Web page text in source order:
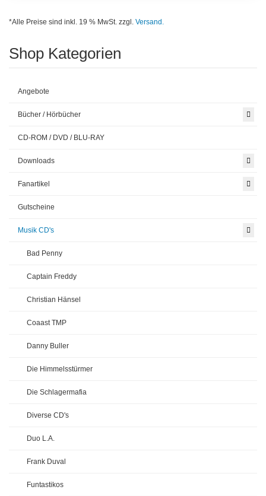
*Alle Preise sind inkl. 19 % MwSt. zzgl. Versand.
Shop Kategorien
Angebote
Bücher / Hörbücher
CD-ROM / DVD / BLU-RAY
Downloads
Fanartikel
Gutscheine
Musik CD's
Bad Penny
Captain Freddy
Christian Hänsel
Coaast TMP
Danny Buller
Die Himmelsstürmer
Die Schlagermafia
Diverse CD's
Duo L.A.
Frank Duval
Funtastikos